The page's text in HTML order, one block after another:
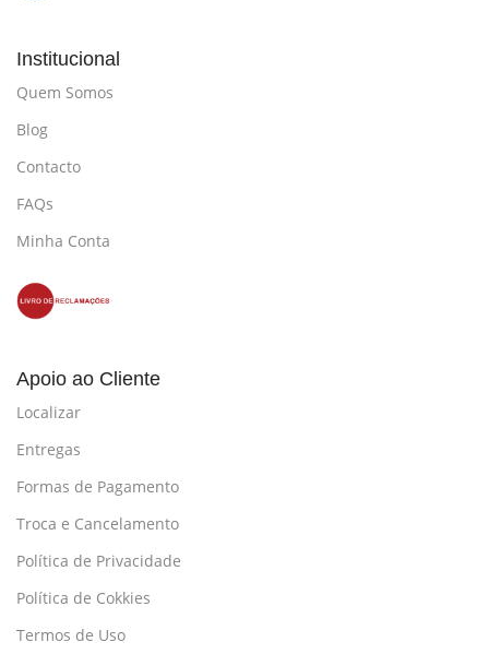
Institucional
Quem Somos
Blog
Contacto
FAQs
Minha Conta
Apoio ao Cliente
Localizar
Entregas
Formas de Pagamento
Troca e Cancelamento
Política de Privacidade
Política de Cokkies
Termos de Uso